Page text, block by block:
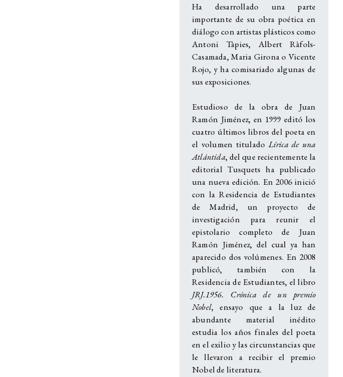
Ha desarrollado una parte
importante de su obra poética en
diálogo con artistas plásticos como
Antoni Tàpies, Albert Ràfols-
Casamada, Maria Girona o Vicente
Rojo, y ha comisariado algunas de
sus exposiciones.
Estudioso de la obra de Juan
Ramón Jiménez, en 1999 editó los
cuatro últimos libros del poeta en
el volumen tituladoLírica de una
Atlántida, del que recientemente la
editorial Tusquets ha publicado
una nueva edición. En 2006 inició
con la Residencia de Estudiantes
de Madrid, un proyecto de
investigación para reunir el
epistolario completo de Juan
Ramón Jiménez, del cual ya han
aparecido dos volúmenes. En 2008
publicó, también con la
Residencia de Estudiantes, el libro
JRJ.1956. Crónica de un premio
Nobel, ensayo que a la luz de
abundante material inédito
estudia los años finales del poeta
en el exilio y las circunstancias que
le llevaron a recibir el premio
Nobel de literatura.